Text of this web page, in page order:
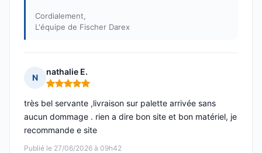
Cordialement,
L'équipe de Fischer Darex
N
nathalie E.
Note : 5 sur 5
Publié le 27/06/2026 à 09h42
très bel servante ,livraison sur palette arrivée sans
aucun dommage . rien a dire bon site et bon matériel, je
recommande e site